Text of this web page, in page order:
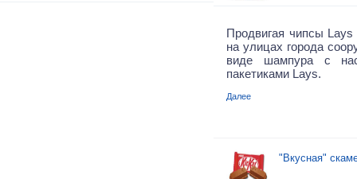
Продвигая чипсы
на улицах города
виде шампура с
пакетиками Lays.
Далее
"Вкусная"